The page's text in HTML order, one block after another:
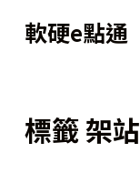
跳
內
軟硬e點通
標籤架站